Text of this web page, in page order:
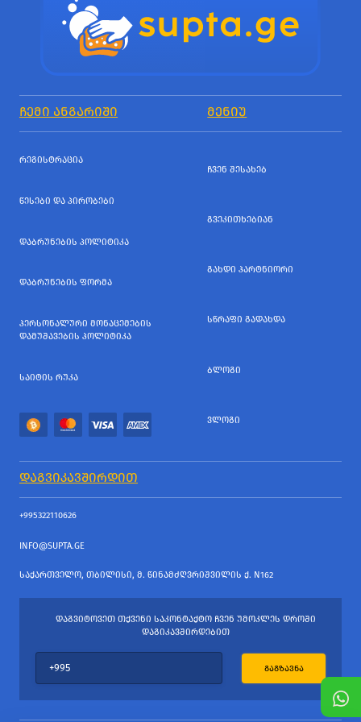
ᲩᲔᲛᲘ ᲐᲜᲒᲐᲠᲘᲨᲘ ᲛᲔᲜᲘᲣ
ᲠᲔᲒᲘᲡᲢᲠᲐᲪᲘᲐ
ᲬᲔᲡᲔᲑᲘ ᲓᲐ ᲞᲘᲠᲝᲑᲔᲑᲘ
ᲓᲐᲑᲠᲣᲜᲔᲑᲘᲡ ᲞᲝᲚᲘᲢᲘᲙᲐ
ᲓᲐᲑᲠᲣᲜᲔᲑᲘᲡ ᲤᲝᲠᲛᲐ
ᲞᲔᲠᲡᲝᲜᲐᲚᲣᲠᲘ ᲛᲝᲜᲐᲪᲔᲛᲔᲑᲘᲡ
ᲓᲐᲛᲣᲨᲐᲕᲔᲑᲘᲡ ᲞᲝᲚᲘᲢᲘᲙᲐ
ᲡᲐᲘᲢᲘᲡ ᲠᲣᲙᲐ
ᲩᲕᲔᲜ ᲨᲔᲡᲐᲮᲔᲑ
ᲒᲕᲔᲙᲘᲗᲮᲔᲑᲘᲐᲜ
ᲒᲐᲮᲓᲘ ᲞᲐᲠᲢᲜᲘᲝᲠᲘ
ᲡᲬᲠᲐᲤᲘ ᲒᲐᲓᲐᲮᲓᲐ
ᲑᲚᲝᲒᲘ
ᲕᲚᲝᲒᲘ
ᲓᲐᲒᲕᲘᲙᲐᲕᲨᲘᲠᲓᲘᲗ
+995322110626
INFO@SUPTA.GE
ᲡᲐᲥᲐᲠᲗᲕᲔᲚᲝ, ᲗᲑᲘᲚᲘᲡᲘ, Მ. ᲬᲘᲜᲐᲛᲫᲦᲕᲠᲘᲨᲕᲘᲚᲘᲡ Ქ. N162
ᲓᲐᲒᲕᲘᲢᲝᲕᲔᲗ ᲗᲥᲕᲔᲜᲘ ᲡᲐᲙᲝᲜᲢᲐᲥᲢᲝ ᲩᲕᲔᲜ ᲣᲛᲝᲙᲚᲔᲡ ᲓᲠᲝᲨᲘ
ᲓᲐᲒᲘᲙᲐᲕᲨᲘᲠᲓᲔᲑᲘᲗ
ᲒᲐᲒᲖᲐᲕᲜᲐ